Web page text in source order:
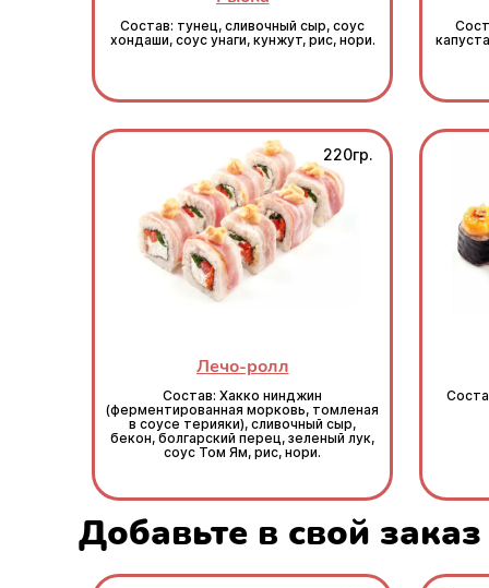
Состав: тунец, сливочный сыр, соус
хондаши, соус унаги, кунжут, рис, нори.
220гр.
Лечо-ролл
Состав: Хакко нинджин
(ферментированная морковь, томленая
в соусе терияки), сливочный сыр,
бекон, болгарский перец, зеленый лук,
соус Том Ям, рис, нори.
Добавьте в свой заказ